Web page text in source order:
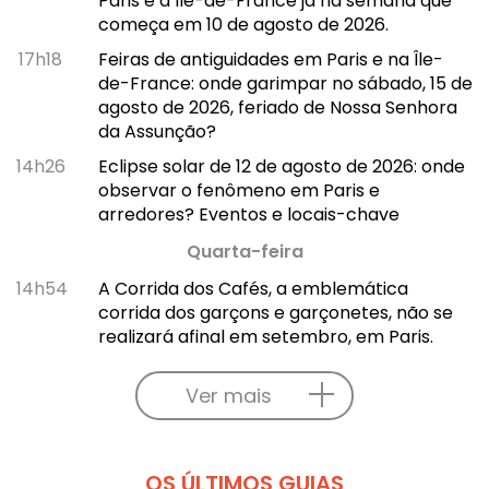
começa em 10 de agosto de 2026.
17h18
Feiras de antiguidades em Paris e na Île-
de-France: onde garimpar no sábado, 15 de
agosto de 2026, feriado de Nossa Senhora
da Assunção?
14h26
Eclipse solar de 12 de agosto de 2026: onde
observar o fenômeno em Paris e
arredores? Eventos e locais-chave
Quarta-feira
14h54
A Corrida dos Cafés, a emblemática
corrida dos garçons e garçonetes, não se
realizará afinal em setembro, em Paris.
Ver mais